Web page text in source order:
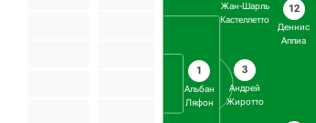
1
Альбан
Ляфон
Жан-Шарль
Кастеллетто
3
Андрей
Жиротто
12
Деннис
Аппиа